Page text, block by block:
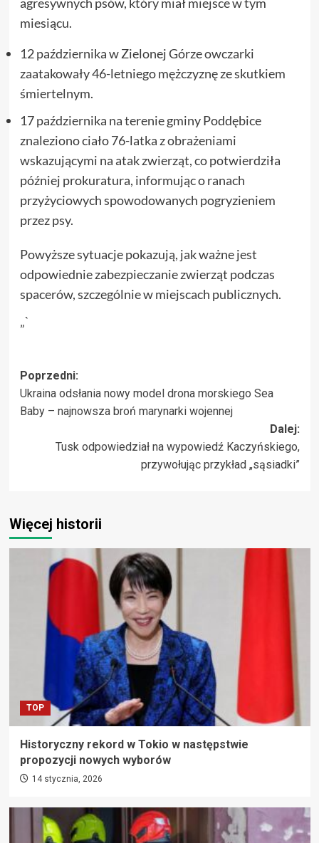
miesiącu.
12 października w Zielonej Górze owczarki
zaatakowały 46-letniego mężczyznę ze skutkiem
śmiertelnym.
17 października na terenie gminy Poddębice
znaleziono ciało 76-latka z obrażeniami
wskazującymi na atak zwierząt, co potwierdziła
później prokuratura, informując o ranach
przyżyciowych spowodowanych pogryzieniem
przez psy.
Powyższe sytuacje pokazują, jak ważne jest
odpowiednie zabezpieczanie zwierząt podczas
spacerów, szczególnie w miejscach publicznych.
„`
Zobacz
wpisy
Poprzedni:
Ukraina odsłania nowy model drona morskiego Sea
Baby – najnowsza broń marynarki wojennej
Dalej:
Tusk odpowiedział na wypowiedź Kaczyńskiego,
przywołując przykład „sąsiadki”
Więcej historii
TOP
Historyczny rekord w Tokio w następstwie
propozycji nowych wyborów
14 stycznia, 2026